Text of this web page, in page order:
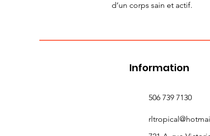
d’un corps sain et actif.
Information
506 739 7130